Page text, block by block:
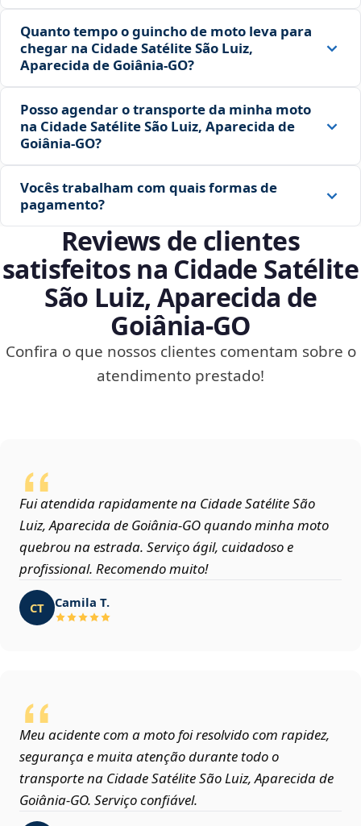
Quanto tempo o guincho de moto leva para
chegar na Cidade Satélite São Luiz,
Aparecida de Goiânia‑GO?
Posso agendar o transporte da minha moto
na Cidade Satélite São Luiz, Aparecida de
Goiânia‑GO?
Vocês trabalham com quais formas de
pagamento?
Reviews de clientes
satisfeitos na Cidade Satélite
São Luiz, Aparecida de
Goiânia‑GO
Confira o que nossos clientes comentam sobre o
atendimento prestado!
Fui atendida rapidamente na Cidade Satélite São
Luiz, Aparecida de Goiânia‑GO quando minha moto
quebrou na estrada. Serviço ágil, cuidadoso e
profissional. Recomendo muito!
CT Camila T.
Meu acidente com a moto foi resolvido com rapidez,
segurança e muita atenção durante todo o
transporte na Cidade Satélite São Luiz, Aparecida de
Goiânia‑GO. Serviço confiável.